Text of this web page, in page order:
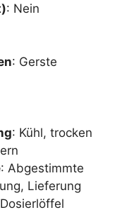
: Nein
: Gerste
: Kühl, trocken
: Abgestimmte
‎Lieferung